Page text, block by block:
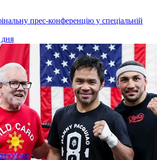
прес-конференцію у спеціальній